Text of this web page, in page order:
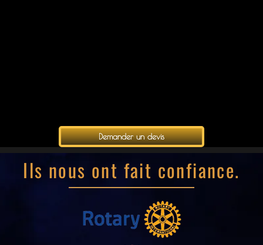
Demander un devis
Ils nous ont fait confiance.